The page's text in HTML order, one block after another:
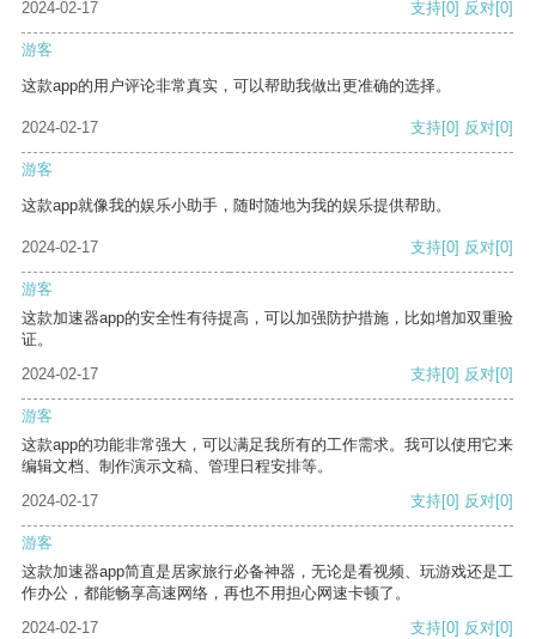
2024-02-17 支持[0] 反对[0]
游客
这款app的用户评论非常真实，可以帮助我做出更准确的选择。
2024-02-17 支持[0] 反对[0]
游客
这款app就像我的娱乐小助手，随时随地为我的娱乐提供帮助。
2024-02-17 支持[0] 反对[0]
游客
这款加速器app的安全性有待提高，可以加强防护措施，比如增加双重验
证。
2024-02-17
支持[0] 反对[0]
游客
这款app的功能非常强大，可以满足我所有的工作需求。我可以使用它来
编辑文档、制作演示文稿、管理日程安排等。
2024-02-17
支持[0] 反对[0]
游客
这款加速器app简直是居家旅行必备神器，无论是看视频、玩游戏还是工
作办公，都能畅享高速网络，再也不用担心网速卡顿了。
2024-02-17
支持[0] 反对[0]